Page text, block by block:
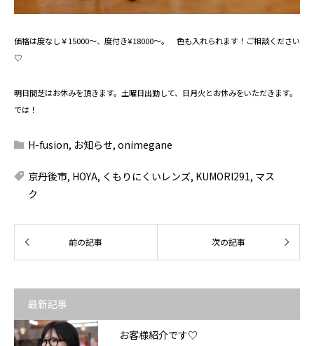
価格は度なし￥15000～、度付き¥18000～。 色も入れられます！ご相談ください
♡
明日間芝はお休みを頂きます。土曜日出勤して、日月火とお休みをいただきます。
では！
H-fusion, お知らせ, onimegane
京丹後市, HOYA, くもりにくいレンズ, KUMORI291, マス
ク
最新記事
お客様紹介です♡